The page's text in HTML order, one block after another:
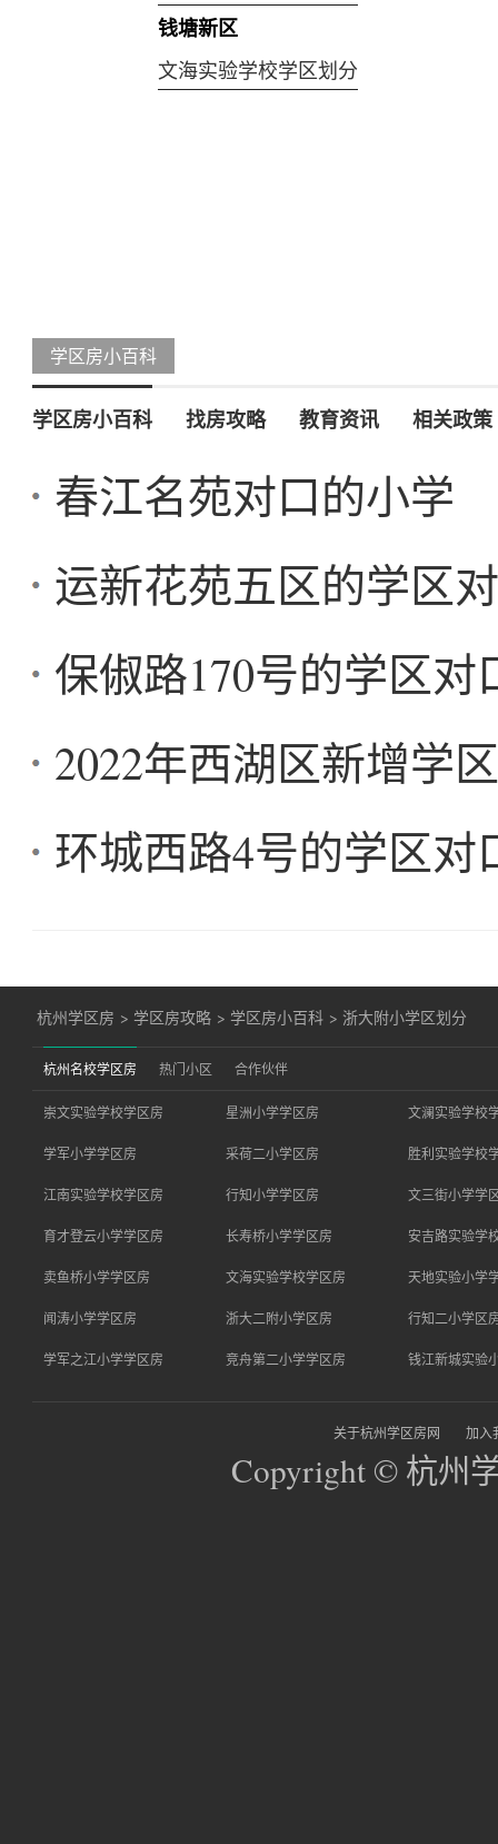
钱塘新区
文海实验学校学区划分
学区房小百科
学区房小百科 找房攻略 教育资讯 相关政策
春江名苑对口的小学
运新花苑五区的学区
保俶路170号的学区
2022年西湖区新增学
环城西路4号的学区对
杭州学区房 > 学区房攻略 > 学区房小百科 > 浙大附小学区划分
杭州名校学区房 热门小区 合作伙伴
崇文实验学校学区房 星洲小学学区房 文澜实验学校
学军小学学区房 采荷二小学区房 胜利实验学校
江南实验学校学区房 行知小学学区房 文三街小学学
育才登云小学学区房 长寿桥小学学区房 安吉路实验学
卖鱼桥小学学区房 文海实验学校学区房 天地实验小学
闻涛小学学区房 浙大二附小学区房 行知二小学区
学军之江小学学区房 竞舟第二小学学区房 钱江新城实验
关于杭州学区房网 加入
Copyright © 杭州